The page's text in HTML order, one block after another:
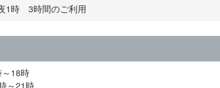
1時 3時間のご利用
18時
～21時